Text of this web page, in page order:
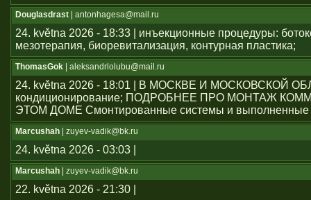
Douglasdrast | antonhagesa@mail.ru
24. května 2026 - 18:33 | инъекционные процедуры:
мезотерапия, биоревитализация, контурная пластика;
ThomasGok | aleksandrlolubu@mail.ru
24. května 2026 - 18:01 | В МОСКВЕ И МОСКОВСКОЙ
кондиционирование; ПОДРОБНЕЕ ПРО МОНТАЖ
ЭТОМ ДОМЕ Смонтированные системы и выполненные
Marcushah | zuyev-vadik@bk.ru
24. května 2026 - 03:03 |
Marcushah | zuyev-vadik@bk.ru
22. května 2026 - 21:30 |